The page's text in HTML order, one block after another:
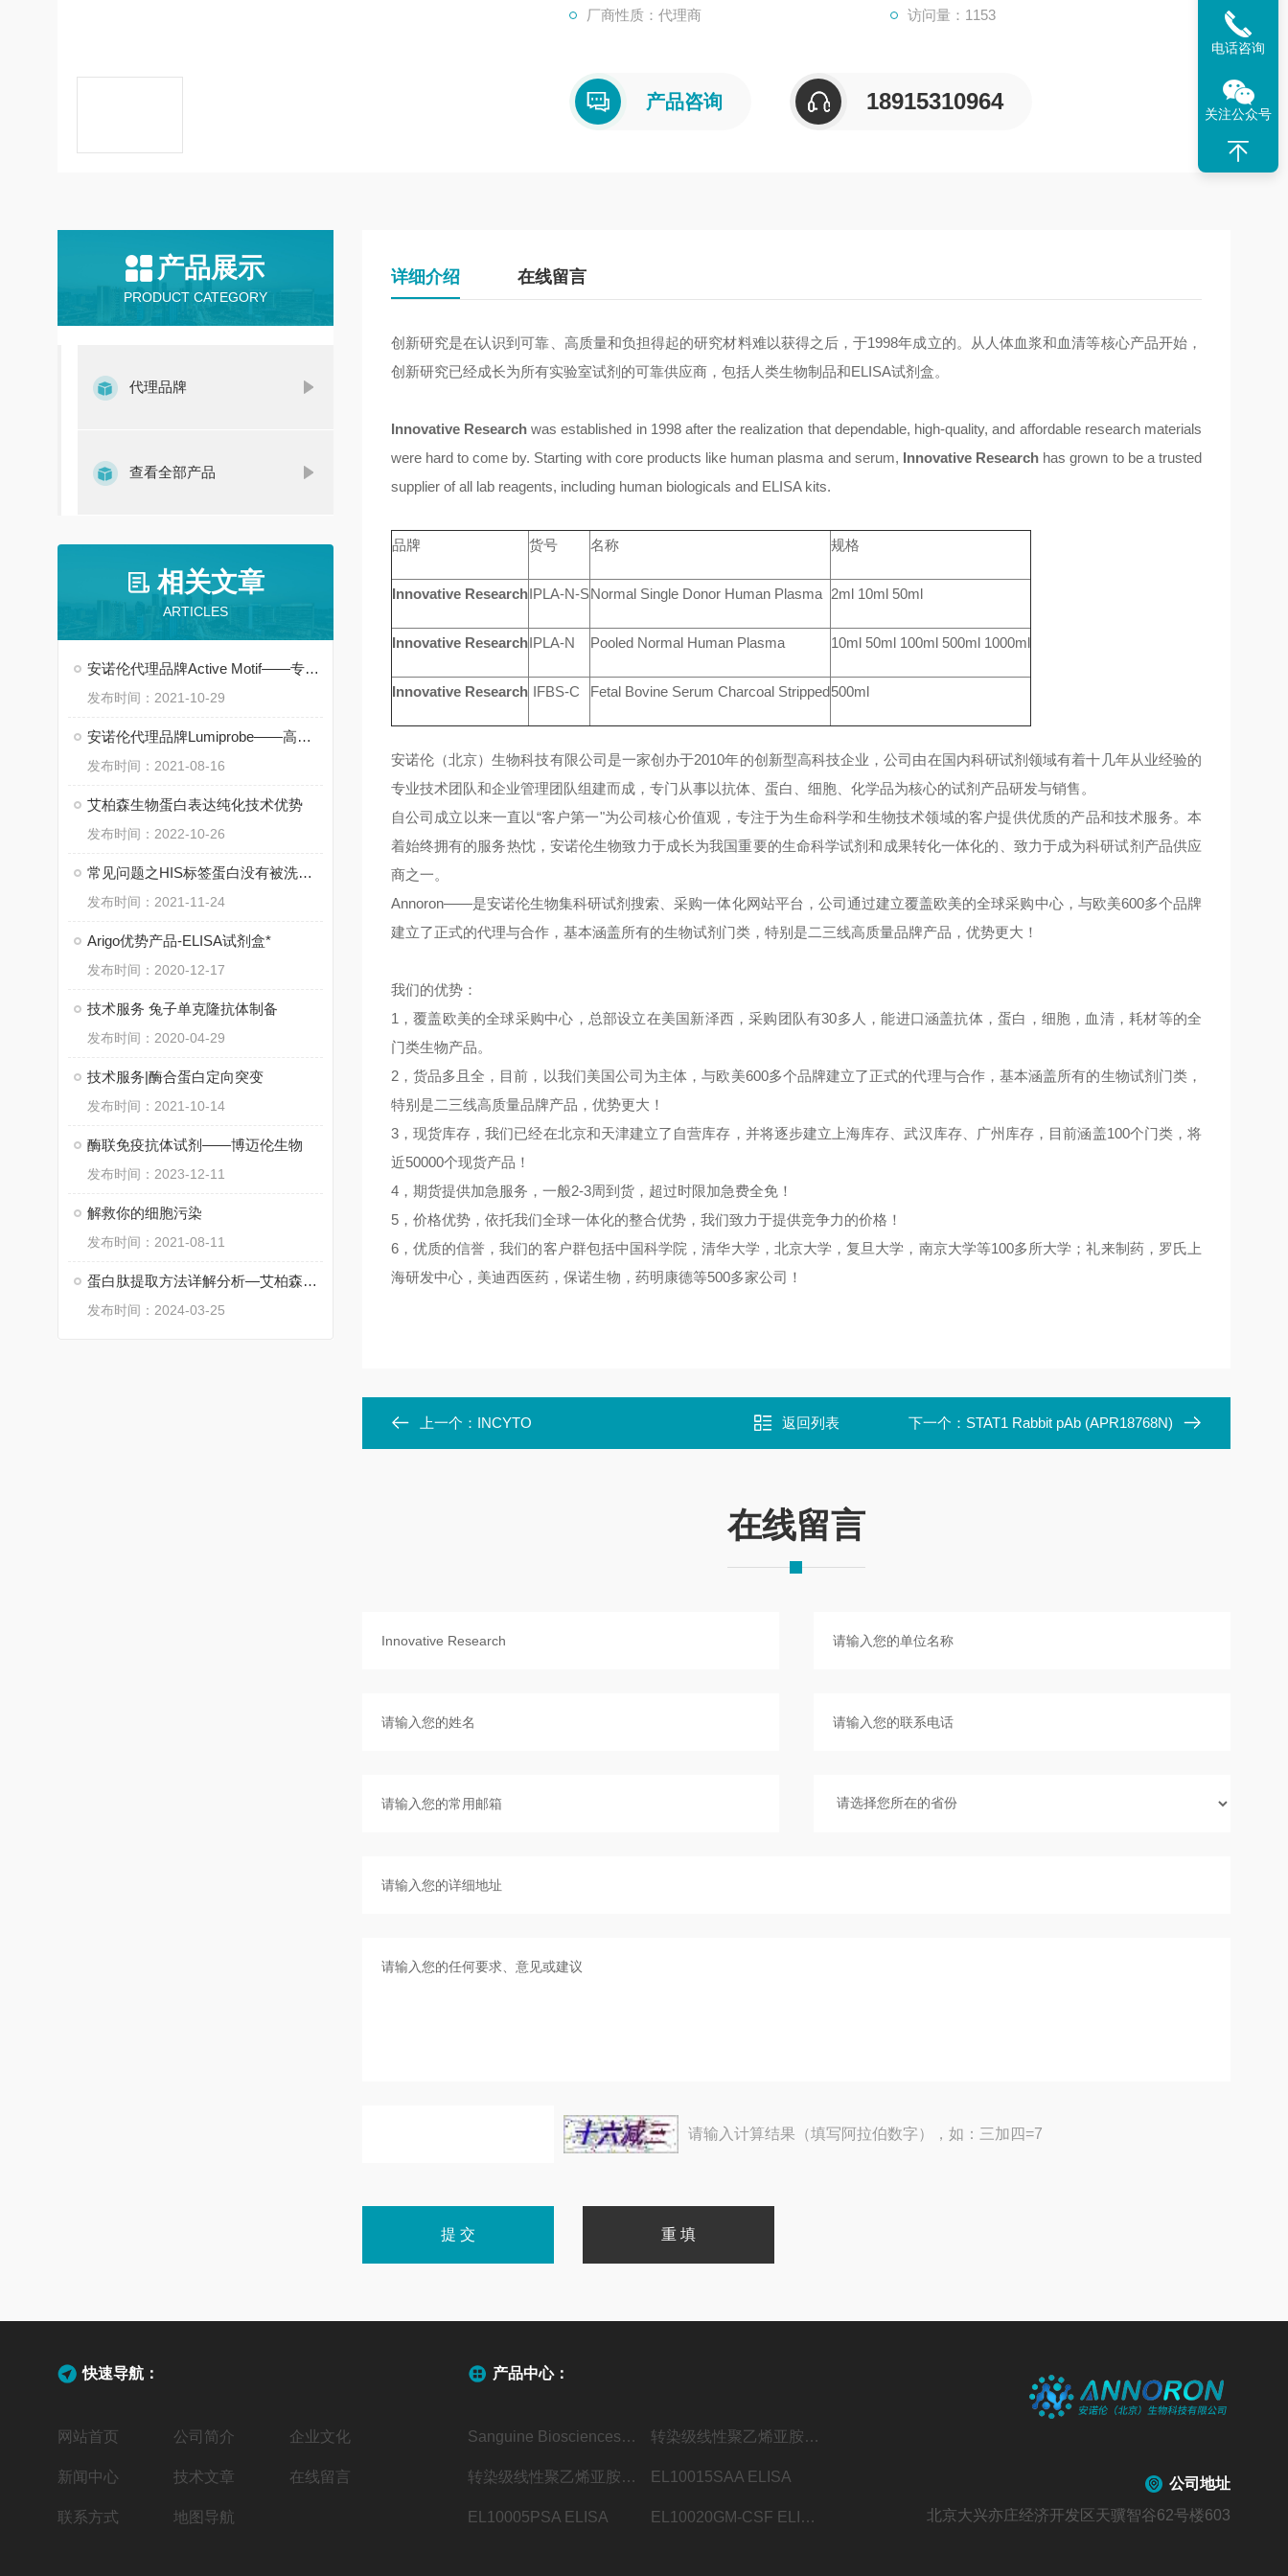
厂商性质：代理商 访问量：1153
产品咨询 18915310964
产品展示
PRODUCT CATEGORY
代理品牌
查看全部产品
相关文章
ARTICLES
安诺伦代理品牌Active Motif——专注于表观遗传和基因调控领域
发布时间：2021-10-29
安诺伦代理品牌Lumiprobe——高品质活性荧光染料供应商
发布时间：2021-08-16
艾柏森生物蛋白表达纯化技术优势
发布时间：2022-10-26
常见问题之HIS标签蛋白没有被洗脱下来
发布时间：2021-11-24
Arigo优势产品-ELISA试剂盒*
发布时间：2020-12-17
技术服务 兔子单克隆抗体制备
发布时间：2020-04-29
技术服务|酶合蛋白定向突变
发布时间：2021-10-14
酶联免疫抗体试剂——博迈伦生物
发布时间：2023-12-11
解救你的细胞污染
发布时间：2021-08-11
蛋白肽提取方法详解分析—艾柏森生物
发布时间：2024-03-25
详细介绍 在线留言
创新研究是在认识到可靠、高质量和负担得起的研究材料难以获得之后，于1998年成立的。从人体血浆和血清等核心产品开始，
创新研究已经成长为所有实验室试剂的可靠供应商，包括人类生物制品和ELISA试剂盒。
Innovative Researchwas established in 1998 after the realization that dependable, high-quality, and affordable research materials
were hard to come by. Starting with core products like human plasma and serum, Innovative Research has grown to be a trusted
supplier of all lab reagents, including human biologicals and ELISA kits.
品牌 货号 名称 规格
Innovative ResearchIPLA-N-SNormal Single Donor Human Plasma 2ml 10ml 50ml
Innovative ResearchIPLA-N Pooled Normal Human Plasma 10ml 50ml 100ml 500ml 1000ml
Innovative Research IFBS-C Fetal Bovine Serum Charcoal Stripped500ml
安诺伦（北京）生物科技有限公司是一家创办于2010年的创新型高科技企业，公司由在国内科研试剂领域有着十几年从业经验的
专业技术团队和企业管理团队组建而成，专门从事以抗体、蛋白、细胞、化学品为核心的试剂产品研发与销售。
自公司成立以来一直以“客户第一"为公司核心价值观，专注于为生命科学和生物技术领域的客户提供优质的产品和技术服务。本
着始终拥有的服务热忱，安诺伦生物致力于成长为我国重要的生命科学试剂和成果转化一体化的 、致力于成为科研试剂产品供应
商之一。
Annoron——是安诺伦生物集科研试剂搜索、采购一体化网站平台，公司通过建立覆盖欧美的全球采购中心，与欧美600多个品牌
建立了正式的代理与合作，基本涵盖所有的生物试剂门类，特别是二三线高质量品牌产品，优势更大！
我们的优势：
1，覆盖欧美的全球采购中心，总部设立在美国新泽西，采购团队有30多人，能进口涵盖抗体，蛋白，细胞，血清，耗材等的全
门类生物产品。
2，货品多且全，目前，以我们美国公司为主体，与欧美600多个品牌建立了正式的代理与合作，基本涵盖所有的生物试剂门类，
特别是二三线高质量品牌产品，优势更大！
3，现货库存，我们已经在北京和天津建立了自营库存，并将逐步建立上海库存、武汉库存、广州库存，目前涵盖100个门类，将
近50000个现货产品！
4，期货提供加急服务，一般2-3周到货，超过时限加急费全免！
5，价格优势，依托我们全球一体化的整合优势，我们致力于提供竞争力的价格！
6，优质的信誉，我们的客户群包括中国科学院，清华大学，北京大学，复旦大学，南京大学等100多所大学；礼来制药，罗氏上
海研发中心，美迪西医药，保诺生物，药明康德等500多家公司！
上一个： INCYTO 返回列表 下一个： STAT1 Rabbit pAb (APR18768N)
在线留言
请输入计算结果（填写阿拉伯数字），如：三加四=7
快速导航：
网站首页 公司简介 企业文化
新闻中心 技术文章 在线留言
联系方式 地图导航
产品中心：
Sanguine Biosciences代理 转染级线性聚乙烯亚胺（MW40000）
转染级线性聚乙烯亚胺（MW25000） EL10015SAA ELISA
EL10005PSA ELISA EL10020GM-CSF ELISA
公司地址
北京大兴亦庄经济开发区天骥智谷62号楼603
电话咨询
关注公众号